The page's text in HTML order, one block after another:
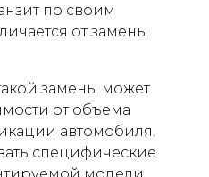
по своим
от замены
замены может
от объема
автомобиля.
специфические